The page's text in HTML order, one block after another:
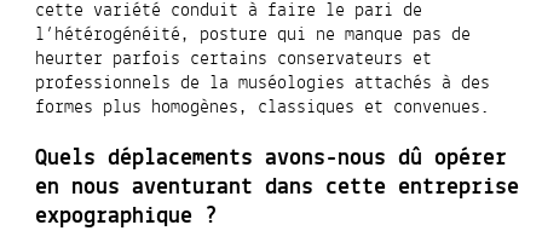
cette variété conduit à faire le pari de
l’hétérogénéité, posture qui ne manque pas de
heurter parfois certains conservateurs et
professionnels de la muséologies attachés à des
formes plus homogènes, classiques et convenues.
Quels déplacements avons-nous dû opérer
en nous aventurant dans cette entreprise
expographique ?